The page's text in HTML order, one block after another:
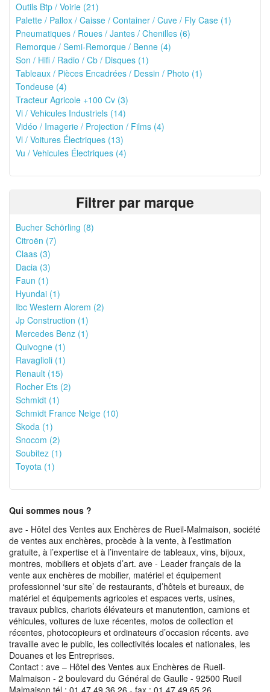
Outils Btp / Voirie (21)
Palette / Pallox / Caisse / Container / Cuve / Fly Case (1)
Pneumatiques / Roues / Jantes / Chenilles (6)
Remorque / Semi-Remorque / Benne (4)
Son / Hifi / Radio / Cb / Disques (1)
Tableaux / Pièces Encadrées / Dessin / Photo (1)
Tondeuse (4)
Tracteur Agricole +100 Cv (3)
Vi / Vehicules Industriels (14)
Vidéo / Imagerie / Projection / Films (4)
Vl / Voitures Électriques (13)
Vu / Vehicules Électriques (4)
Filtrer par marque
Bucher Schörling (8)
Citroën (7)
Claas (3)
Dacia (3)
Faun (1)
Hyundai (1)
Ibc Western Alorem (2)
Jp Construction (1)
Mercedes Benz (1)
Quivogne (1)
Ravaglioli (1)
Renault (15)
Rocher Ets (2)
Schmidt (1)
Schmidt France Neige (10)
Skoda (1)
Snocom (2)
Soubitez (1)
Toyota (1)
Qui sommes nous ?
ave - Hôtel des Ventes aux Enchères de Rueil-Malmaison, société
de ventes aux enchères, procède à la vente, à l’estimation
gratuite, à l’expertise et à l’inventaire de tableaux, vins, bijoux,
montres, mobiliers et objets d’art. ave - Leader français de la
vente aux enchères de mobilier, matériel et équipement
professionnel ‘sur site’ de restaurants, d’hôtels et bureaux, de
matériel et équipements agricoles et espaces verts, usines,
travaux publics, chariots élévateurs et manutention, camions et
véhicules, voitures de luxe récentes, motos de collection et
récentes, photocopieurs et ordinateurs d’occasion récents. ave
travaille avec le public, les collectivités locales et nationales, les
Douanes et les Entreprises.
Contact : ave – Hôtel des Ventes aux Enchères de Rueil-
Malmaison - 2 boulevard du Général de Gaulle - 92500 Rueil
Malmaison tél : 01 47 49 36 26 - fax : 01 47 49 65 26.